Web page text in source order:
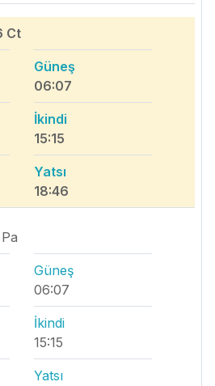
Ct
Güneş
06:07
İkindi
15:15
Yatsı
18:46
Güneş
06:07
İkindi
15:15
Yatsı